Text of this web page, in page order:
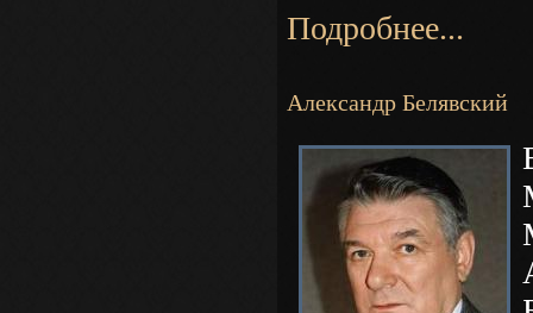
Подробнее...
Александр Белявский